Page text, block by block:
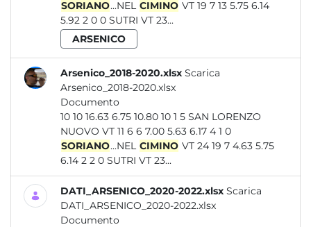
SORIANO...NEL CIMINO VT 19 7 13 5.75 6.14
5.92 2 0 0 SUTRI VT 23...
ARSENICO
Arsenico_2018-2020.xlsx Scarica
Arsenico_2018-2020.xlsx
Documento
10 10 16.63 6.75 10.80 10 1 5 SAN LORENZO
NUOVO VT 11 6 6 7.00 5.63 6.17 4 1 0
SORIANO...NEL CIMINO VT 24 19 7 4.63 5.75
6.14 2 2 0 SUTRI VT 23...
DATI_ARSENICO_2020-2022.xlsx Scarica
DATI_ARSENICO_2020-2022.xlsx
Documento